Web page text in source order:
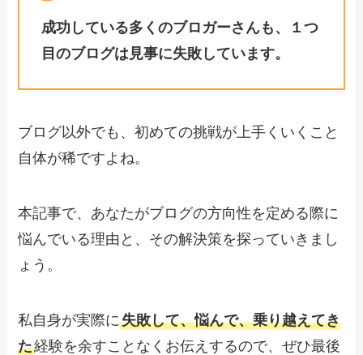
成功している多くのブロガーさんも、１つ
目のブログは見事に失敗しています。
ブログ以外でも、初めての挑戦が上手くいくこと
自体が稀ですよね。
本記事で、あなたがブログの方向性を定める際に
悩んでいる理由と、その解決策を探っていきまし
ょう。
私自身が実際に失敗して、悩んで、乗り越えてき
た経験を余すことなくお伝えするので、ぜひ最後